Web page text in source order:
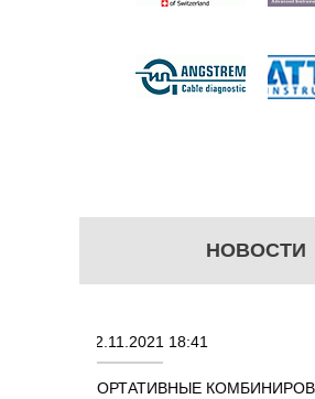
НОВОСТИ
КОМБИНИРОВАННЫЕ